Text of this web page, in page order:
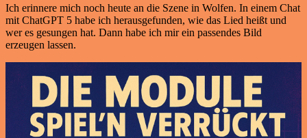
Ich erinnere mich noch heute an die Szene in Wolfen. In einem Chat
mit ChatGPT 5 habe ich herausgefunden, wie das Lied heißt und
wer es gesungen hat. Dann habe ich mir ein passendes Bild
erzeugen lassen.